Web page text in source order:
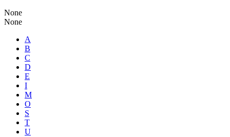
None
None
A
B
C
D
E
I
M
O
S
T
U